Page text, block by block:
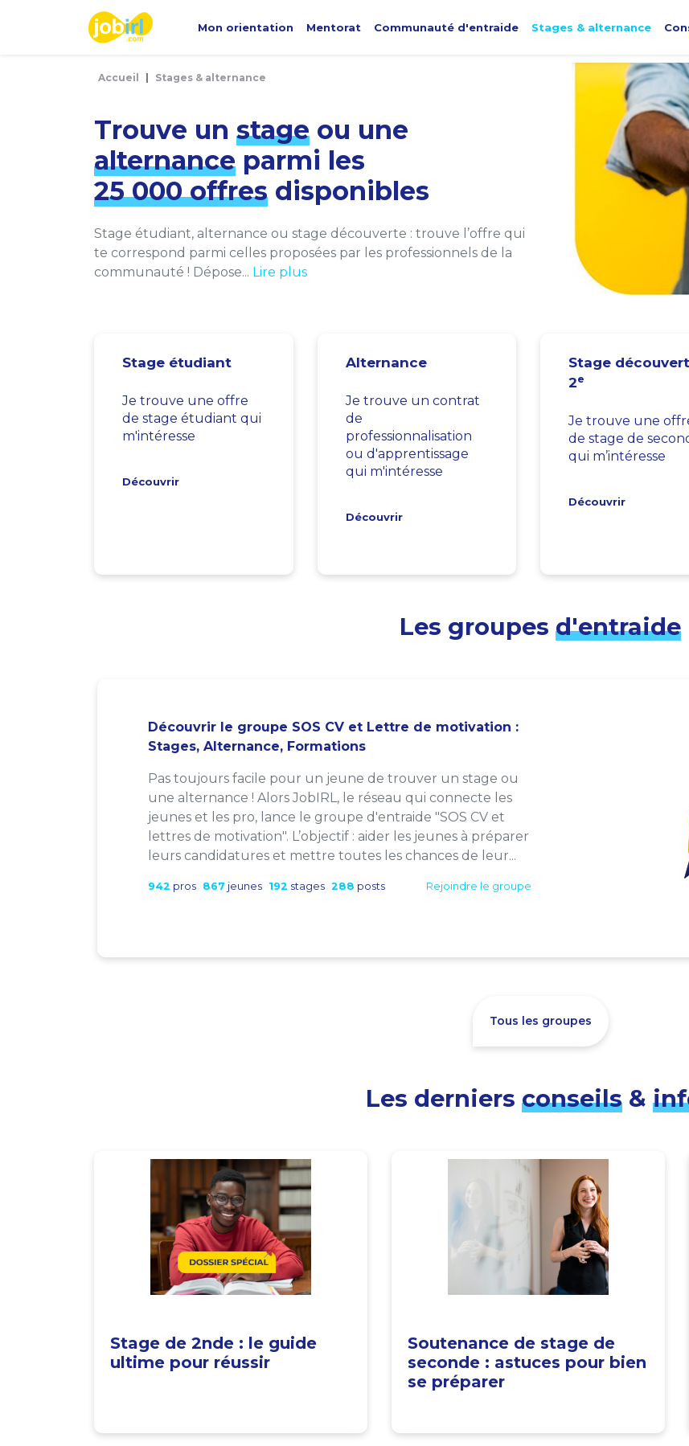
Mon orientation Mentorat Communauté d'entraide Stages & alternance
Accueil Stages & alternance
Trouve un stage ou une
alternance parmi les
25 000 offres disponibles
Stage étudiant, alternance ou stage découverte : trouve l’offre qui
te correspond parmi celles proposées par les professionnels de la
communauté ! Dépose... Lire plus
Stage étudiant
Je trouve une offre
de stage étudiant qui
m'intéresse
Découvrir
Alternance
Je trouve un contrat
de
professionnalisation
ou d'apprentissage
qui m'intéresse
Découvrir
Stage
2e
Je trouve une
de stage de
qui m’intéresse
Découvrir
Les groupes d'entraide
Découvrir le groupe SOS CV et Lettre de motivation :
Stages, Alternance, Formations
Pas toujours facile pour un jeune de trouver un stage ou
une alternance ! Alors JobIRL, le réseau qui connecte les
jeunes et les pro, lance le groupe d'entraide "SOS CV et
lettres de motivation". L’objectif : aider les jeunes à préparer
leurs candidatures et mettre toutes les chances de leur...
942 pros 867 jeunes 192 stages 288 posts Rejoindre le groupe
Tous les groupes
Les derniers conseils &
Stage de 2nde : le guide
ultime pour réussir
Soutenance de stage de
seconde : astuces pour bien
se préparer
Panneau de gestion des cookies